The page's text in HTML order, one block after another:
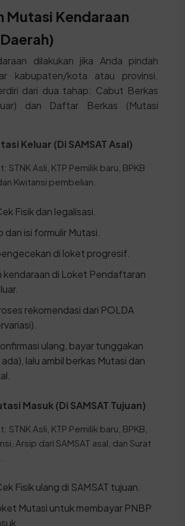
Mutasi Kendaraan
dilakukan jika Anda pindah
kabupaten/kota atau provinsi.
dari dua tahap: Cabut Berkas
dan Daftar Berkas (Mutasi
Keluar (Di SAMSAT Asal)
STNK Asli, KTP Pemilik baru, BPKB
Kwitansi pembelian.
Fisik dan legalisasi.
dan isi formulir Mutasi.
di loket progresif.
kendaraan di Loket Pendaftaran
rekomendasi dari POLDA
ulang, bayar tunggakan
lalu ambil berkas Mutasi dan
Masuk (Di SAMSAT Tujuan)
STNK Asli, KTP Pemilik baru, BPKB,
Arsip dari SAMSAT asal, dan Surat
Fisik ulang di SAMSAT tujuan.
Mutasi untuk membayar PNBP